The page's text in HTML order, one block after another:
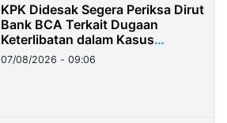
KPK Didesak Segera Periksa Dirut
Bank BCA Terkait Dugaan
Keterlibatan dalam Kasus
Hilangnya Dana Nasabah Rp2,58
Miliar
07/08/2026 - 09:06